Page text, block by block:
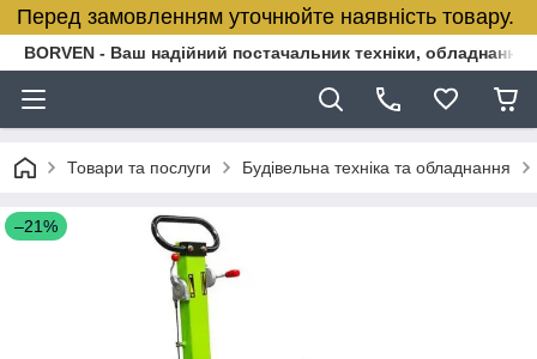
Перед замовленням уточнюйте наявність товару.
BORVEN - Ваш надійний постачальник техніки, обладнання
Товари та послуги Будівельна техніка та обладнання
–21%